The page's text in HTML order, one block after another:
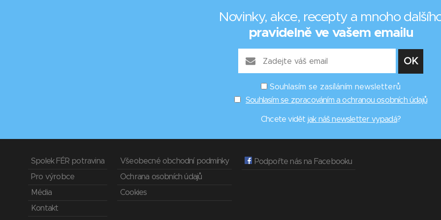
Novinky, akce, recepty a mnoho
pravidelně ve vašem emailu
Souhlasím se zasíláním newsletterů
Souhlasím se zpracováním a ochranou osobních údajů
Chcete vidět jak náš newsletter vypadá?
Spolek FÉR potravina
Pro výrobce
Média
Kontakt
Všeobecné obchodní podmínky
Ochrana osobních údajů
Cookies
Podpořte nás na Facebooku